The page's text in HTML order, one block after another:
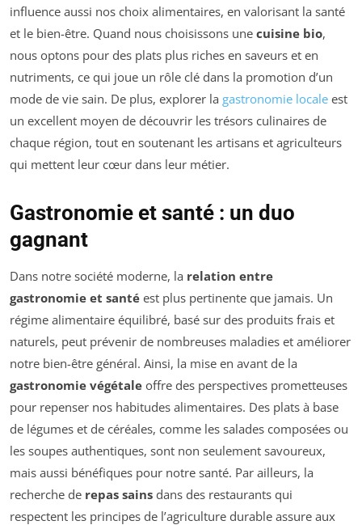
influence aussi nos choix alimentaires, en valorisant la santé
et le bien-être. Quand nous choisissons une cuisine bio,
nous optons pour des plats plus riches en saveurs et en
nutriments, ce qui joue un rôle clé dans la promotion d’un
mode de vie sain. De plus, explorer la gastronomie locale est
un excellent moyen de découvrir les trésors culinaires de
chaque région, tout en soutenant les artisans et agriculteurs
qui mettent leur cœur dans leur métier.
Gastronomie et santé : un duo
gagnant
Dans notre société moderne, la relation entre
gastronomie et santé est plus pertinente que jamais. Un
régime alimentaire équilibré, basé sur des produits frais et
naturels, peut prévenir de nombreuses maladies et améliorer
notre bien-être général. Ainsi, la mise en avant de la
gastronomie végétale offre des perspectives prometteuses
pour repenser nos habitudes alimentaires. Des plats à base
de légumes et de céréales, comme les salades composées ou
les soupes authentiques, sont non seulement savoureux,
mais aussi bénéfiques pour notre santé. Par ailleurs, la
recherche de repas sains dans des restaurants qui
respectent les principes de l’agriculture durable assure aux